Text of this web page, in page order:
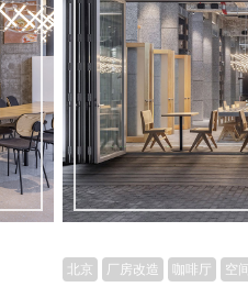
北京 厂房改造 咖啡厅 空